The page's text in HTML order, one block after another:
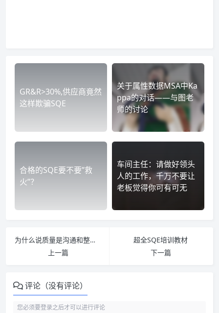
GR&R>30%,供应商竟然
这样欺骗SQE
关于属性数据MSA中Ka
ppa的对话——与图老
师的讨论
合格的SQE要不要”救
火”？
车间主任：请做好领头
人的工作，千万不要让
老板觉得你可有可无
为什么说质量是沟通和整合，不是抽检和拒收
上一篇
超全SQE培训教材
下一篇
评论（没有评论）